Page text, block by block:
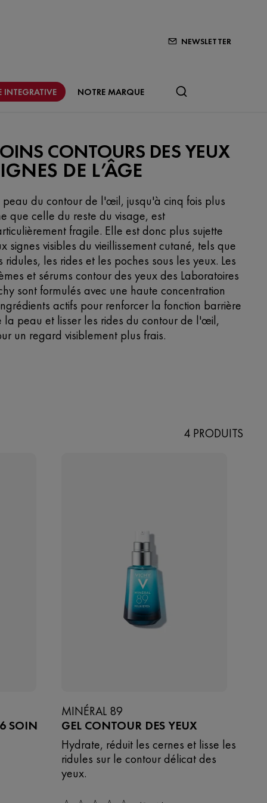
NEWSLETTER
INTEGRATIVE NOTRE MARQUE
CONTOURS DES YEUX
DE L’ÂGE
peau du contour de l'œil, jusqu'à cinq fois plus
que celle du reste du visage, est
fragile. Elle est donc plus sujette
signes visibles du vieillissement cutané, tels que
ridules, les rides et les poches sous les yeux. Les
et sérums contour des yeux des Laboratoires
sont formulés avec une haute concentration
actifs pour renforcer la fonction barrière
la peau et lisser les rides du contour de l'œil,
un regard visiblement plus frais.​
4 PRODUITS
SOIN
MINÉRAL 89
GEL CONTOUR DES YEUX
Hydrate, réduit les cernes et lisse les
ridules sur le contour délicat des
yeux.​